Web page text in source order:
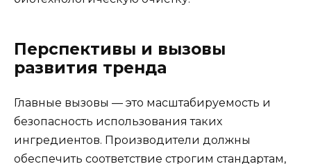
Перспективы и вызовы
развития тренда
Главные вызовы — это масштабируемость и
безопасность использования таких
ингредиентов. Производители должны
обеспечить соответствие строгим стандартам,